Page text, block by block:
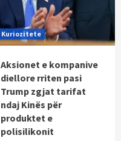
Kuriozitete
Aksionet e kompanive
diellore rriten pasi
Trump zgjat tarifat
ndaj Kinës për
produktet e
polisilikonit